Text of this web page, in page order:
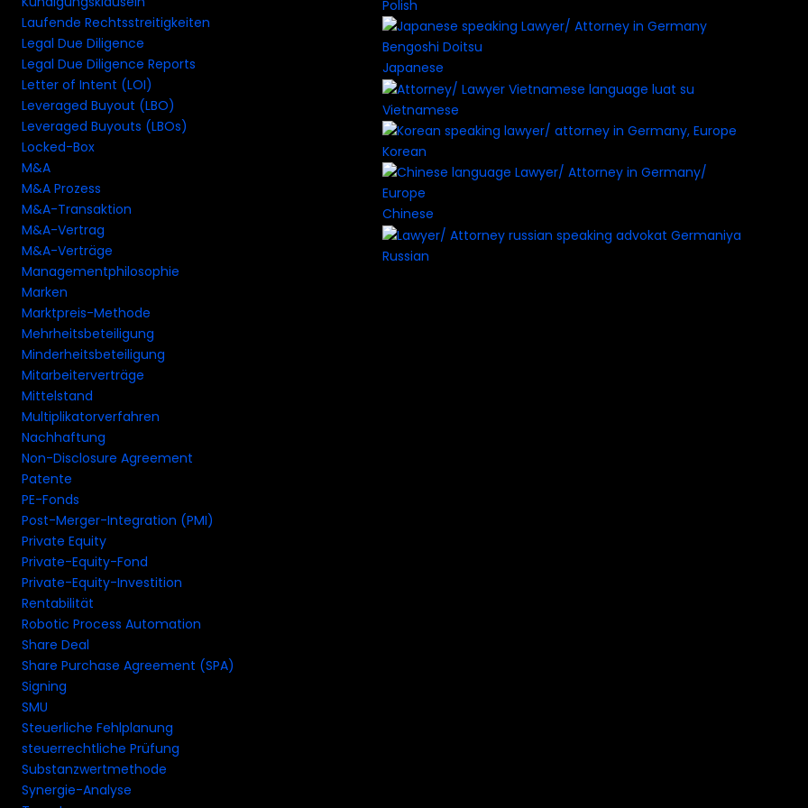
Laufende Rechtsstreitigkeiten
Legal Due Diligence
Legal Due Diligence Reports
Letter of Intent (LOI)
Leveraged Buyout (LBO)
Leveraged Buyouts (LBOs)
Locked-Box
M&A
M&A Prozess
M&A-Transaktion
M&A-Vertrag
M&A-Verträge
Managementphilosophie
Marken
Marktpreis-Methode
Mehrheitsbeteiligung
Minderheitsbeteiligung
Mitarbeiterverträge
Mittelstand
Multiplikatorverfahren
Nachhaftung
Non-Disclosure Agreement
Patente
PE-Fonds
Post-Merger-Integration (PMI)
Private Equity
Private-Equity-Fond
Private-Equity-Investition
Rentabilität
Robotic Process Automation
Share Deal
Share Purchase Agreement (SPA)
Signing
SMU
Steuerliche Fehlplanung
steuerrechtliche Prüfung
Substanzwertmethode
Synergie-Analyse
Polish
Japanese
Vietnamese
Korean
Chinese
Russian